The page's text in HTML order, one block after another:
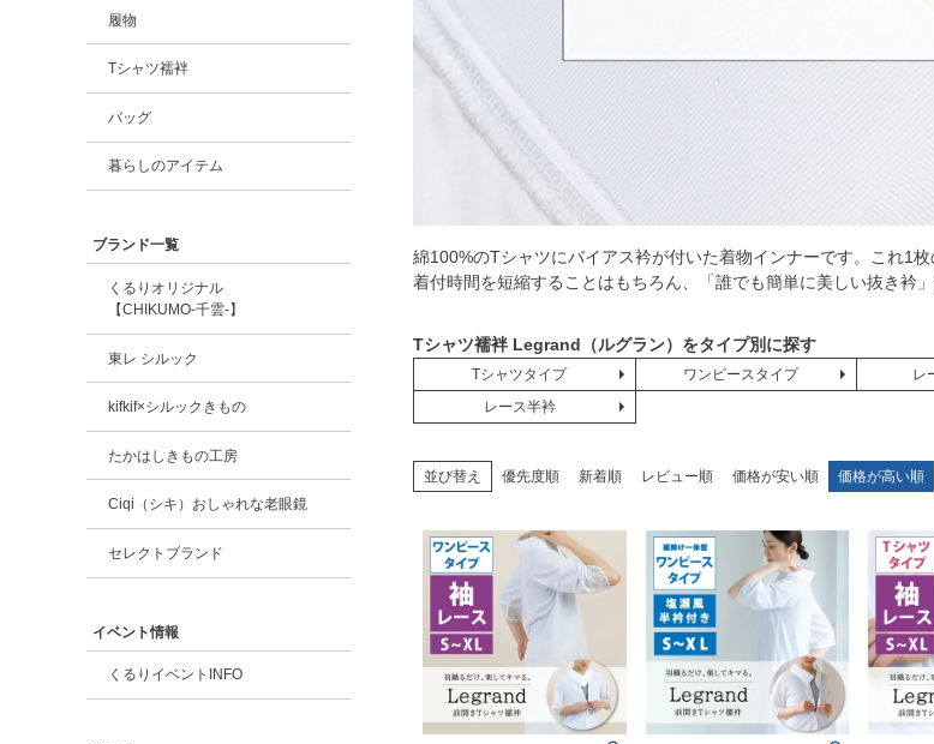
履物
Tシャツ襦袢
バッグ
暮らしのアイテム
ブランド一覧
くるりオリジナル
【CHIKUMO-千雲-】
東レ シルック
kifkif×シルックきもの
たかはしきもの工房
Ciqi（シキ）おしゃれな老眼鏡
セレクトブランド
イベント情報
くるりイベントINFO
綿100%のTシャツにバイアス衿が付いた着物インナーです。これ1
着付時間を短縮することはもちろん、「誰でも簡単に美しい抜き衿
Tシャツ襦袢 Legrand（ルグラン）をタイプ別に探す
Tシャツタイプ ワンピースタイプ レ
レース半衿
並び替え 優先度順 新着順 レビュー順 価格が安い順 価格が高い順